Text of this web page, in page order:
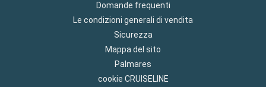
Domande frequenti
Le condizioni generali di vendita
Sicurezza
Mappa del sito
Palmares
cookie CRUISELINE